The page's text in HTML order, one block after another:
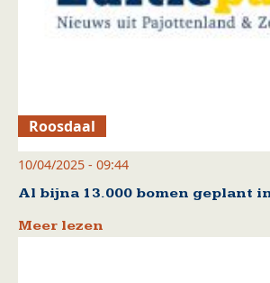
Roosdaal
10/04/2025 - 09:44
Al bijna 13.000 bomen geplant in
Meer lezen